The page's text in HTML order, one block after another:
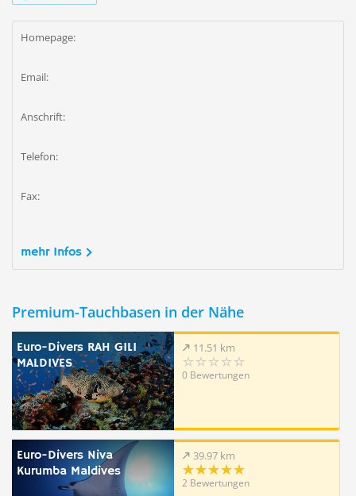
Homepage:
Email:
Anschrift:
Telefon:
Fax:
mehr Infos
Premium-Tauchbasen in der Nähe
Euro-Divers RAH GILI
MALDIVES
11.51 km
0 Bewertungen
Euro-Divers Niva
Kurumba Maldives
39.97 km
2 Bewertungen